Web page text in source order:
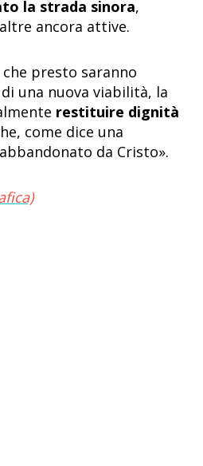
la strada sinora,
ancora attive.
presto saranno
una nuova viabilità, la
restituire dignità
come dice una
da Cristo».